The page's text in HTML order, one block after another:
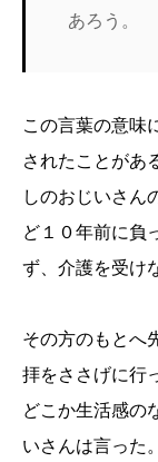
あろう。
この言葉の意味
されたことがあ
しのおじいさん
ど１０年前に負
ず、介護を受け
その方のもとへ
拝をささげに行
どこか生活感の
いさんは言った